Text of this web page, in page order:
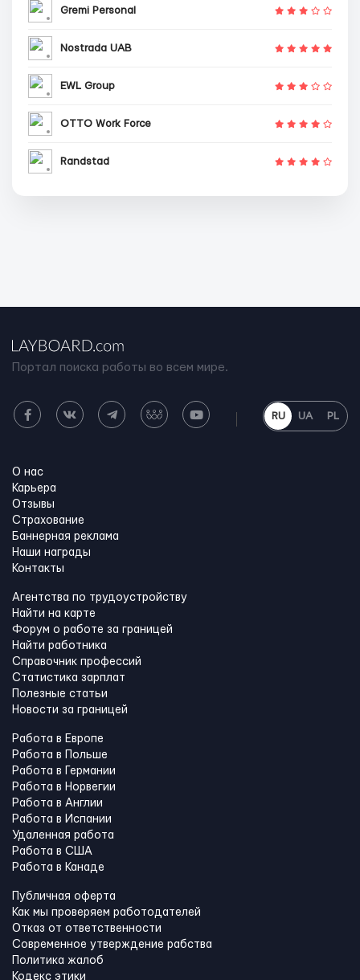
Gremi Personal
Nostrada UAB
EWL Group
OTTO Work Force
Randstad
Портал поиска работы во всем мире.
RU UA PL
О нас
Карьера
Отзывы
Страхование
Баннерная реклама
Наши награды
Контакты
Агентства по трудоустройству
Найти на карте
Форум о работе за границей
Найти работника
Справочник профессий
Статистика зарплат
Полезные статьи
Новости за границей
Работа в Европе
Работа в Польше
Работа в Германии
Работа в Норвегии
Работа в Англии
Работа в Испании
Удаленная работа
Работа в США
Работа в Канадe
Публичная оферта
Как мы проверяем работодателей
Отказ от ответственности
Современное утверждение рабства
Политика жалоб
Кодекс этики